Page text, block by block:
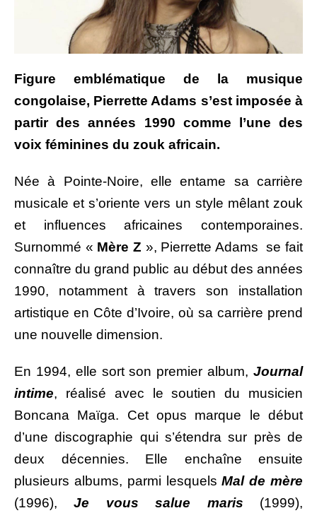
Figure emblématique de la musique
congolaise, Pierrette Adams s’est imposée à
partir des années 1990 comme l’une des
voix féminines du zouk africain.
Née à Pointe-Noire, elle entame sa carrière
musicale et s’oriente vers un style mêlant zouk
et influences africaines contemporaines.
Surnommé « Mère Z », Pierrette Adams se fait
connaître du grand public au début des années
1990, notamment à travers son installation
artistique en Côte d’Ivoire, où sa carrière prend
une nouvelle dimension.
En 1994, elle sort son premier album, Journal
intime, réalisé avec le soutien du musicien
Boncana Maïga. Cet opus marque le début
d’une discographie qui s’étendra sur près de
deux décennies. Elle enchaîne ensuite
plusieurs albums, parmi lesquelsMal de mère
(1996),Je vous salue maris (1999),